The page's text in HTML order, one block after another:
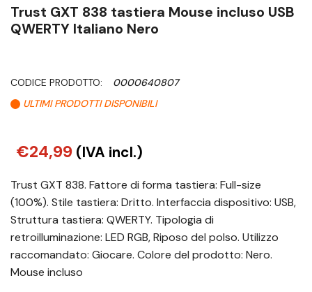
Trust GXT 838 tastiera Mouse incluso USB
QWERTY Italiano Nero
CODICE PRODOTTO:
0000640807
ULTIMI PRODOTTI DISPONIBILI
€24,99 (IVA incl.)
Trust GXT 838. Fattore di forma tastiera: Full-size
(100%). Stile tastiera: Dritto. Interfaccia dispositivo: USB,
Struttura tastiera: QWERTY. Tipologia di
retroilluminazione: LED RGB, Riposo del polso. Utilizzo
raccomandato: Giocare. Colore del prodotto: Nero.
Mouse incluso